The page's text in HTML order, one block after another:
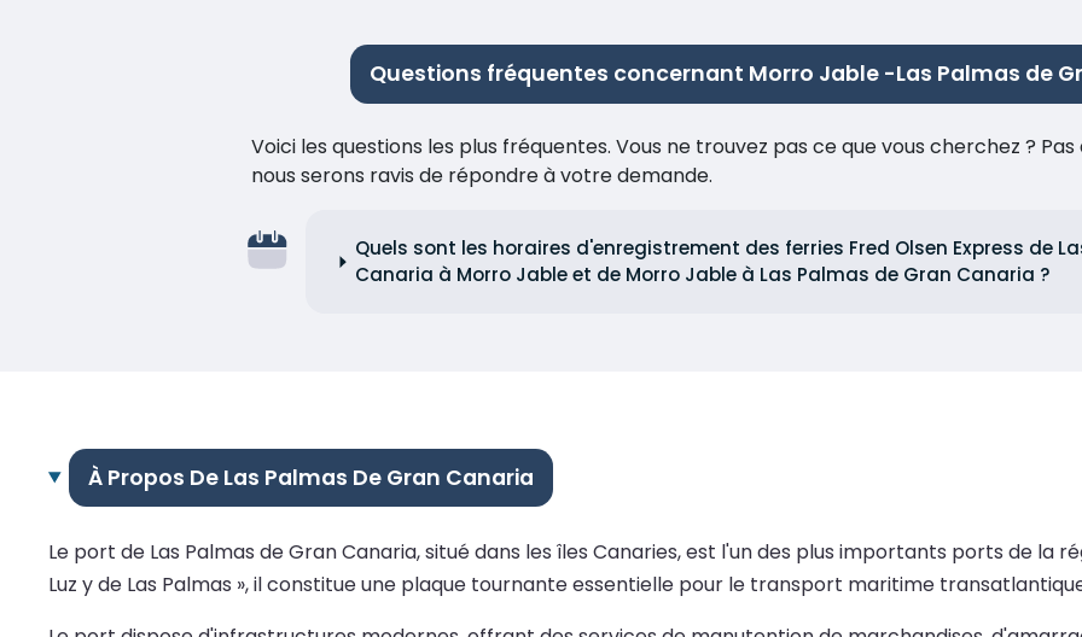
Questions fréquentes concernant Morro Jable -Las Palmas de
Voici les questions les plus fréquentes. Vous ne trouvez pas ce que vous cherchez ?
nous serons ravis de répondre à votre demande.
Quels sont les horaires d'enregistrement des ferries Fred Olsen Express de
Canaria à Morro Jable et de Morro Jable à Las Palmas de Gran Canaria ?
À Propos De Las Palmas De Gran Canaria
Le port de Las Palmas de Gran Canaria, situé dans les îles Canaries, est l'un des plus importants ports de la
Luz y de Las Palmas », il constitue une plaque tournante essentielle pour le transport maritime